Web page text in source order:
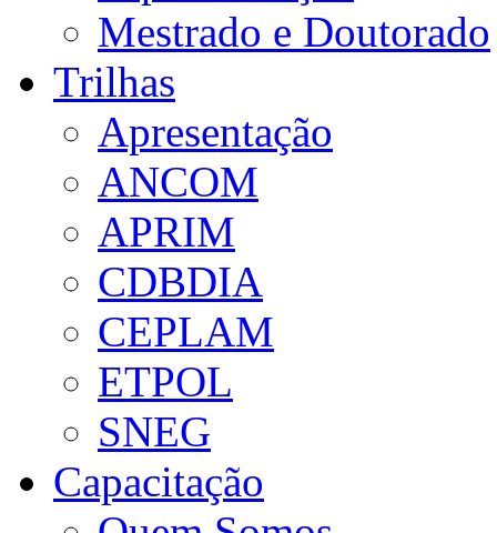
Mestrado e Doutorado
Trilhas
Apresentação
ANCOM
APRIM
CDBDIA
CEPLAM
ETPOL
SNEG
Capacitação